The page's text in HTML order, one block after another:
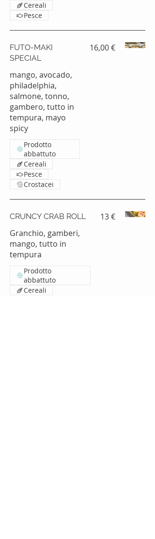
Cereali
Pesce
FUTO-MAKI
SPECIAL
mango, avocado,
philadelphia,
salmone, tonno,
gambero, tutto in
tempura, mayo
spicy
16,00 €
Prodotto
abbattuto
Cereali
Pesce
Crostacei
CRUNCY CRAB ROLL
Granchio, gamberi,
mango, tutto in
tempura
13 €
Prodotto
abbattuto
Cereali